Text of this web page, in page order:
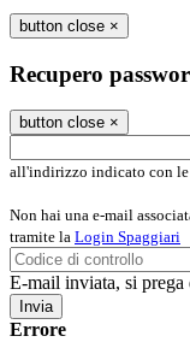
button close ×
Recupero
button close ×
all'indirizzo indicato con le
Non hai una e-mail
tramite la Login Spaggiari
E-mail inviata, si prega
Errore